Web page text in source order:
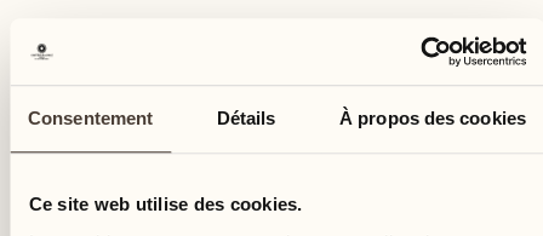
Consentement Détails À propos des cookies
Ce site web utilise des cookies.
En chambre double à partir de CHF 1'659.- par
personne
DEMANDER PLUS D'INFORMATION